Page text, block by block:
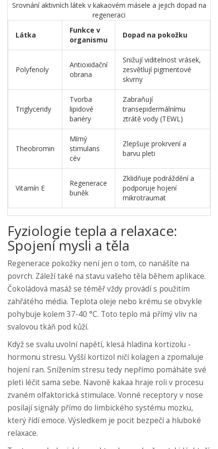
Srovnání aktivních látek v kakaovém másele a jejich dopad na
regeneraci
Látka
Funkce v
organismu
Dopad na pokožku
Polyfenoly
Antioxidační
obrana
Snižují viditelnost vrásek,
zesvětlují pigmentové
skvrny
Triglyceridy
Tvorba
lipidové
bariéry
Zabraňují
transepidermálnímu
ztrátě vody (TEWL)
Theobromin
Mírný
stimulans
cév
Zlepšuje prokrvení a
barvu pleti
Vitamín E
Regenerace
buněk
Zklidňuje podráždění a
podporuje hojení
mikrotraumat
Fyziologie tepla a relaxace:
Spojení mysli a těla
Regenerace pokožky není jen o tom, co nanášíte na
povrch. Záleží také na stavu vašeho těla během aplikace.
Čokoládová masáž se téměř vždy provádí s použitím
zahřátého média. Teplota oleje nebo krému se obvykle
pohybuje kolem 37-40 °C. Toto teplo má přímý vliv na
svalovou tkáň pod kůží.
Když se svalu uvolní napětí, klesá hladina kortizolu -
hormonu stresu. Vyšší kortizol ničí kolagen a zpomaluje
hojení ran. Snížením stresu tedy nepřímo pomáháte své
pleti léčit sama sebe. Navoně kakaa hraje roli v procesu
zvaném olfaktorická stimulace. Vonné receptory v nose
posílají signály přímo do limbického systému mozku,
který řídí emoce. Výsledkem je pocit bezpečí a hluboké
relaxace.